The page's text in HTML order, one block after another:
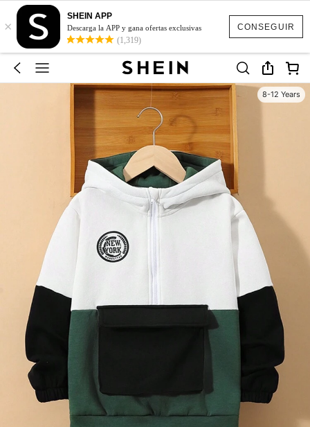
CONSEGUIR
×
SHEIN APP
Descarga la APP y gana ofertas exclusivas
(1,319)
8-12 Years